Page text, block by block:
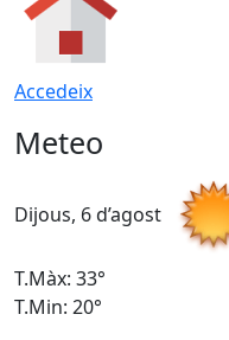
Accedeix
Meteo
Dijous, 6 d’agost
T.Màx: 33°
T.Min: 20°